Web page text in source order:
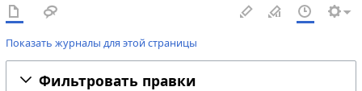
Показать журналы для этой страницы
Фильтровать правки